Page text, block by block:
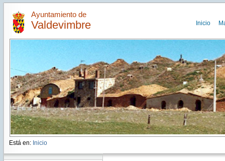
Ayuntamiento de
Valdevimbre Inicio
Está en: Inicio